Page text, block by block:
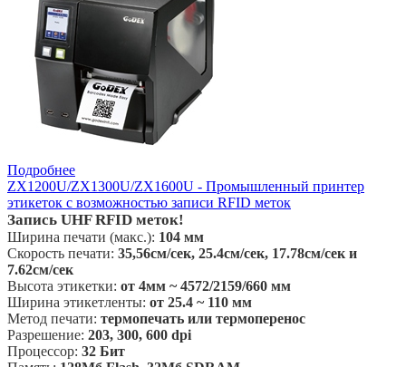
Подробнее
ZX1200U/ZX1300U/ZX1600U - Промышленный принтер
этикеток с возможностью записи RFID меток
Запись UHF RFID меток!
Ширина печати (макс.): 104 мм
Скорость печати: 35,56см/сек, 25.4см/сек, 17.78см/сек и
7.62см/сек
Высота этикетки: от 4мм ~ 4572/2159/660 мм
Ширина этикетленты: от 25.4 ~ 110 мм
Метод печати: термопечать или термоперенос
Разрешение: 203, 300, 600 dpi
Процессор: 32 Бит